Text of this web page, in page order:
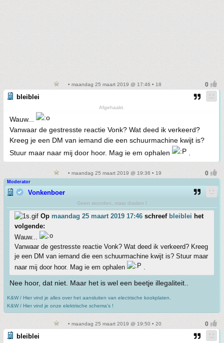
• maandag 25 maart 2019 @ 17:46 • 18
bleiblei
Afgehaakt.
Wauw...
Vanwaar de gestresste reactie Vonk? Wat deed ik verkeerd?
Kreeg je een DM van iemand die een schuurmachine kwijt is?
Stuur maar naar mij door hoor. Mag ie em ophalen
• maandag 25 maart 2019 @ 19:36 • 19
Moderator
Vonkenboer
Geen woorden, maar draden !
Op maandag 25 maart 2019 17:46 schreef bleiblei het
volgende:
Wauw...
Vanwaar de gestresste reactie Vonk? Wat deed ik verkeerd? Kreeg
je een DM van iemand die een schuurmachine kwijt is? Stuur maar
naar mij door hoor. Mag ie em ophalen
Nee hoor, dat niet. Maar het is wel een beetje illegaliteit..
K&W / Hier vind je alles over het aansluiten van electrische kookplaten.
K&W / Hier vind je onze elektrische schema's !
• maandag 25 maart 2019 @ 19:50 • 20
bleiblei